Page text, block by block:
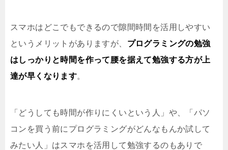
スマホはどこでもできるので隙間時間を活用しやすい
というメリットがありますが、 プログラミングの勉強
はしっかりと時間を作って腰を据えて勉強する方が上
達が早くなります。
「どうしても時間が作りにくいという人」や、「パソ
コンを買う前にプログラミングがどんなもんか試して
みたい人」はスマホを活用して勉強するのもありで